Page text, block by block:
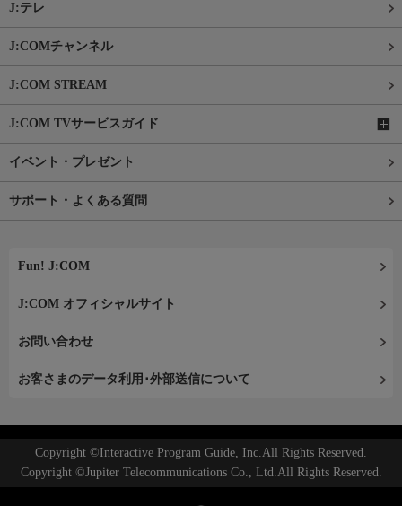
J:テレ
J:COMチャンネル
J:COM STREAM
J:COM TVサービスガイド
イベント・プレゼント
サポート・よくある質問
Fun! J:COM
J:COM オフィシャルサイト
お問い合わせ
お客さまのデータ利用･外部送信について
Copyright ©Interactive Program Guide, Inc.All Rights Reserved.
Copyright ©Jupiter Telecommunications Co., Ltd.All Rights Reserved.